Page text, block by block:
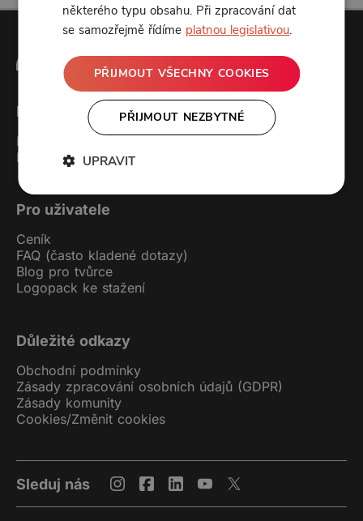
Forendors
Kontakt
Podcast studio
Pro uživatele
Ceník
FAQ (často kladené dotazy)
Blog pro tvůrce
Logopack ke stažení
Důležité odkazy
Obchodní podmínky
Zásady zpracování osobních údajů (GDPR)
Zásady komunity
Cookies/Změnit cookies
Sleduj nás
některého typu obsahu. Při zpracování dat
se samozřejmě řídíme platnou legislativou.
PŘIJMOUT VŠECHNY COOKIES
PŘIJMOUT NEZBYTNÉ
UPRAVIT